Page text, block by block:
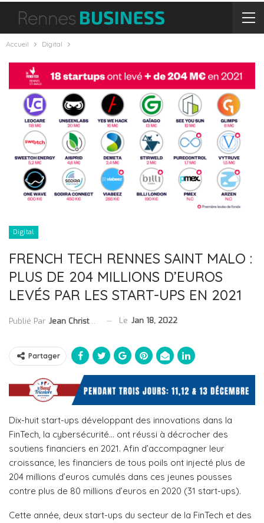
Accueil Digital
Digital
FRENCH TECH RENNES SAINT MALO :
PLUS DE 204 MILLIONS D’EUROS
LEVÉS PAR LES START-UPS EN 2021
Publié Par Jean Christophe Collet Le Jan 18, 2022
Partager
Dix-huit start-ups développant des innovations dans la
FinTech, la cybersécurité… ont réussi à décrocher des
soutiens financiers en 2021. Afin d’accompagner leur
croissance, les financiers de tous poils ont injecté plus de
204 millions d’euros cumulés dans ces jeunes pousses
contre plus de 80 millions d’euros en 2020 (31 start-ups).
Cette année, deux start-ups du secteur de la FinTech et des